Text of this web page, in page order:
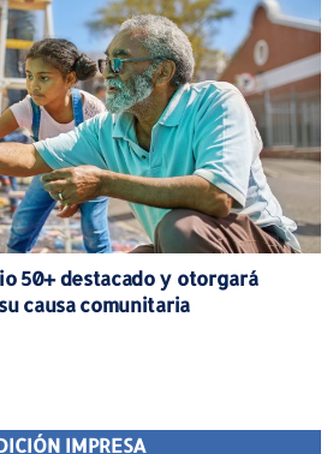
50+ destacado y otorgará
causa comunitaria
IMPRESA